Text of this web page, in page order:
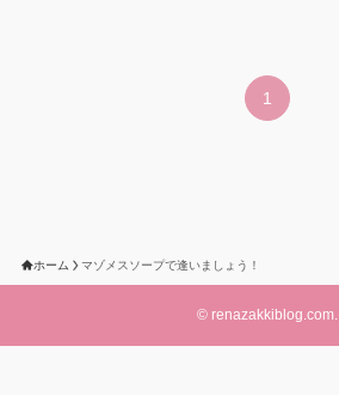
1
ホーム マゾメスソープで逢いましょう！
© renazakkiblog.com.